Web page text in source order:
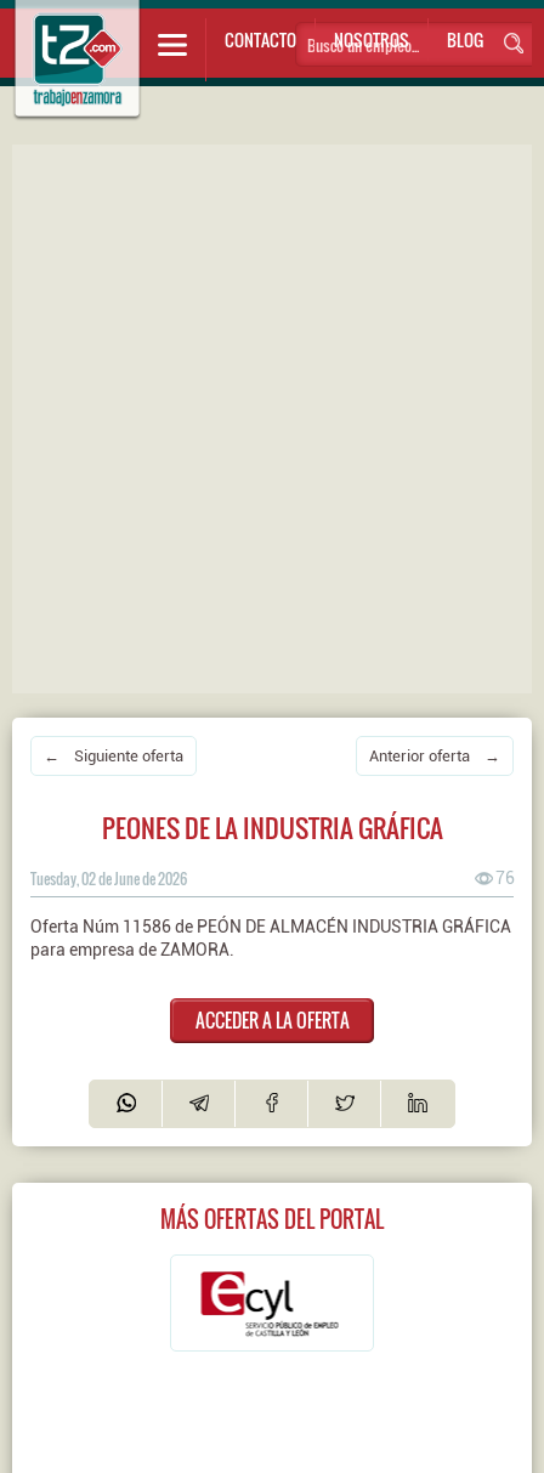
CONTACTO NOSOTROS BLOG
← Siguiente oferta Anterior oferta →
PEONES DE LA INDUSTRIA GRÁFICA
Tuesday, 02 de June de 2026 76
Oferta Núm 11586 de PEÓN DE ALMACÉN INDUSTRIA GRÁFICA
para empresa de ZAMORA.
ACCEDER A LA OFERTA
MÁS OFERTAS DEL PORTAL